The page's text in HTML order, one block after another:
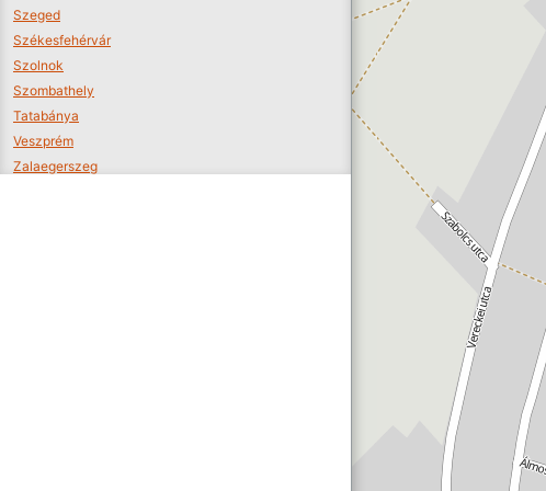
Szeged
Székesfehérvár
Szolnok
Szombathely
Tatabánya
Veszprém
Zalaegerszeg